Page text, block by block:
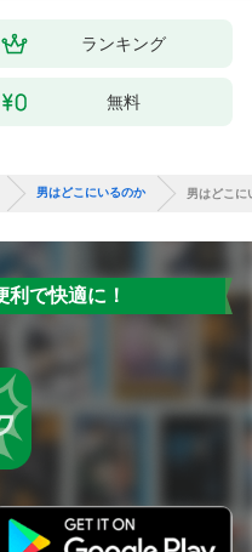
ランキング
無料
男はどこにいるのか 男はどこに
利で快適に！